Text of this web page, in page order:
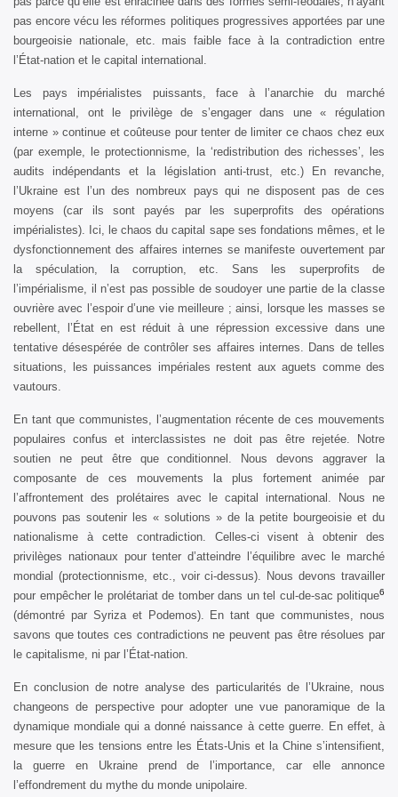
pas encore vécu les réformes politiques progressives apportées par une
bourgeoisie nationale, etc. mais faible face à la contradiction entre
l’État-nation et le capital international.
Les pays impérialistes puissants, face à l’anarchie du marché
international, ont le privilège de s’engager dans une « régulation
interne » continue et coûteuse pour tenter de limiter ce chaos chez eux
(par exemple, le protectionnisme, la ‘redistribution des richesses’, les
audits indépendants et la législation anti-trust, etc.) En revanche,
l’Ukraine est l’un des nombreux pays qui ne disposent pas de ces
moyens (car ils sont payés par les superprofits des opérations
impérialistes). Ici, le chaos du capital sape ses fondations mêmes, et le
dysfonctionnement des affaires internes se manifeste ouvertement par
la spéculation, la corruption, etc. Sans les superprofits de
l’impérialisme, il n’est pas possible de soudoyer une partie de la classe
ouvrière avec l’espoir d’une vie meilleure ; ainsi, lorsque les masses se
rebellent, l’État en est réduit à une répression excessive dans une
tentative désespérée de contrôler ses affaires internes. Dans de telles
situations, les puissances impériales restent aux aguets comme des
vautours.
En tant que communistes, l’augmentation récente de ces mouvements
populaires confus et interclassistes ne doit pas être rejetée. Notre
soutien ne peut être que conditionnel. Nous devons aggraver la
composante de ces mouvements la plus fortement animée par
l’affrontement des prolétaires avec le capital international. Nous ne
pouvons pas soutenir les « solutions » de la petite bourgeoisie et du
nationalisme à cette contradiction. Celles-ci visent à obtenir des
privilèges nationaux pour tenter d’atteindre l’équilibre avec le marché
mondial (protectionnisme, etc., voir ci-dessus). Nous devons travailler
pour empêcher le prolétariat de tomber dans un tel cul-de-sac politique6
(démontré par Syriza et Podemos). En tant que communistes, nous
savons que toutes ces contradictions ne peuvent pas être résolues par
le capitalisme, ni par l’État-nation.
En conclusion de notre analyse des particularités de l’Ukraine, nous
changeons de perspective pour adopter une vue panoramique de la
dynamique mondiale qui a donné naissance à cette guerre. En effet, à
mesure que les tensions entre les États-Unis et la Chine s’intensifient,
la guerre en Ukraine prend de l’importance, car elle annonce
l’effondrement du mythe du monde unipolaire.